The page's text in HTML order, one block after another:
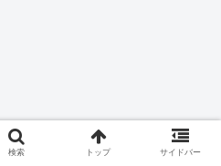
検索 トップ サイドバー